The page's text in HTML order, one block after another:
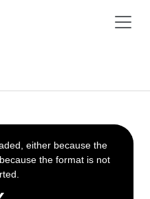
either because the
the format is not